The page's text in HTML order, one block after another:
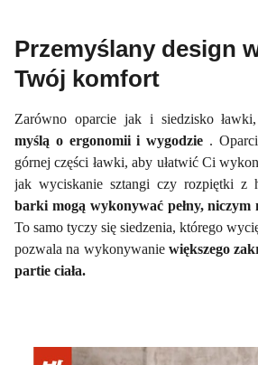
Przemyślany design
Twój komfort
Zarówno oparcie jak i siedzisko
myślą o ergonomii i wygodzie .
górnej części ławki, aby ułatwić Ci
jak wyciskanie sztangi czy rozpiętki z
barki mogą wykonywać pełny, niczym
To samo tyczy się siedzenia, którego
pozwala na wykonywanie większego
partie ciała.